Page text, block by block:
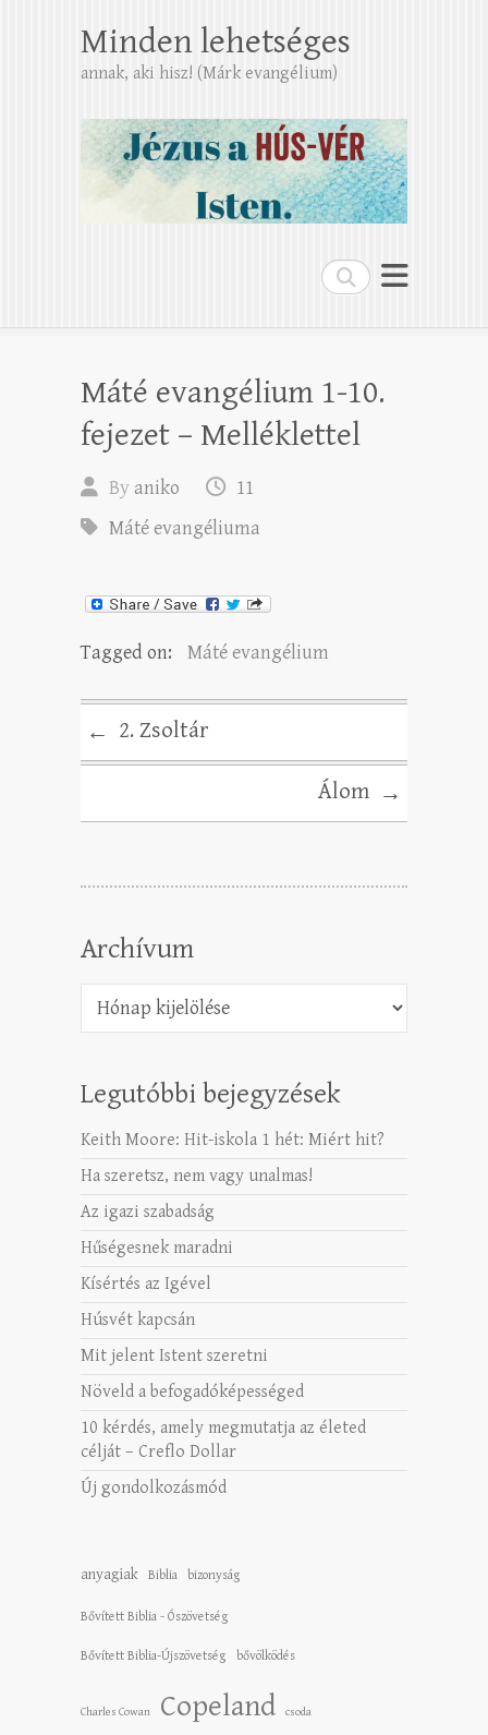
Search
Minden lehetséges
annak, aki hisz! (Márk evangélium)
Máté evangélium 1-10.
fejezet – Melléklettel
By aniko
11
Máté evangéliuma
Tagged on: Máté evangélium
← 2. Zsoltár
Álom →
Archívum
Legutóbbi bejegyzések
Keith Moore: Hit-iskola 1 hét: Miért hit?
Ha szeretsz, nem vagy unalmas!
Az igazi szabadság
Hűségesnek maradni
Kísértés az Igével
Húsvét kapcsán
Mit jelent Istent szeretni
Növeld a befogadóképességed
10 kérdés, amely megmutatja az életed
célját – Creflo Dollar
Új gondolkozásmód
anyagiak Biblia bizonyság
Bővített Biblia - Ószövetség
Bővített Biblia-Újszövetség bővölködés
Charles Cowan Copeland csoda